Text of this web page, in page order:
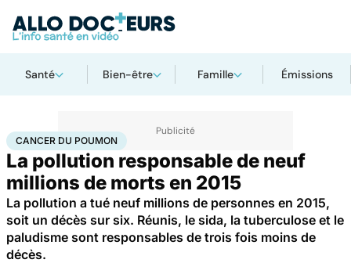
Santé Bien-être Famille Émissions
AccueilSanté MaladiesCancer Cancer du poumon
CANCER DU POUMON
La pollution responsable de neuf
millions de morts en 2015
La pollution a tué neuf millions de personnes en 2015,
soit un décès sur six. Réunis, le sida, la tuberculose et le
paludisme sont responsables de trois fois moins de
décès.